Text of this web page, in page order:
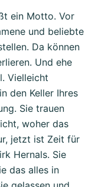
ein Motto. Vor
und beliebte
Da können
Und ehe
Vielleicht
den Keller Ihres
Sie trauen
woher das
jetzt ist Zeit für
Hernals. Sie
das alles in